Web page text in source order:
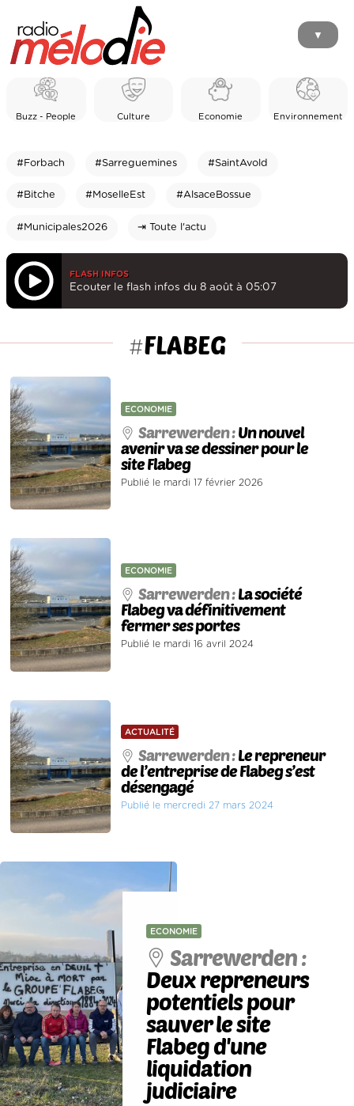
▼
Buzz - People Culture Economie Environnement
#Forbach #Sarreguemines #SaintAvold
#Bitche #MoselleEst #AlsaceBossue
#Municipales2026 ⇥ Toute l'actu
FLASH INFOS
Ecouter le flash infos du 8 août à 05:07
#FLABEG
ECONOMIE
Sarrewerden :Un nouvel
avenir va se dessiner pour le
site Flabeg
Publié le mardi 17 février 2026
ECONOMIE
Sarrewerden :La société
Flabeg va définitivement
fermer ses portes
Publié le mardi 16 avril 2024
ACTUALITÉ
Sarrewerden :Le repreneur
de l’entreprise de Flabeg s’est
désengagé
Publié le mercredi 27 mars 2024
ECONOMIE
Sarrewerden :
Deux repreneurs
potentiels pour
sauver le site
Flabeg d'une
liquidation
judiciaire